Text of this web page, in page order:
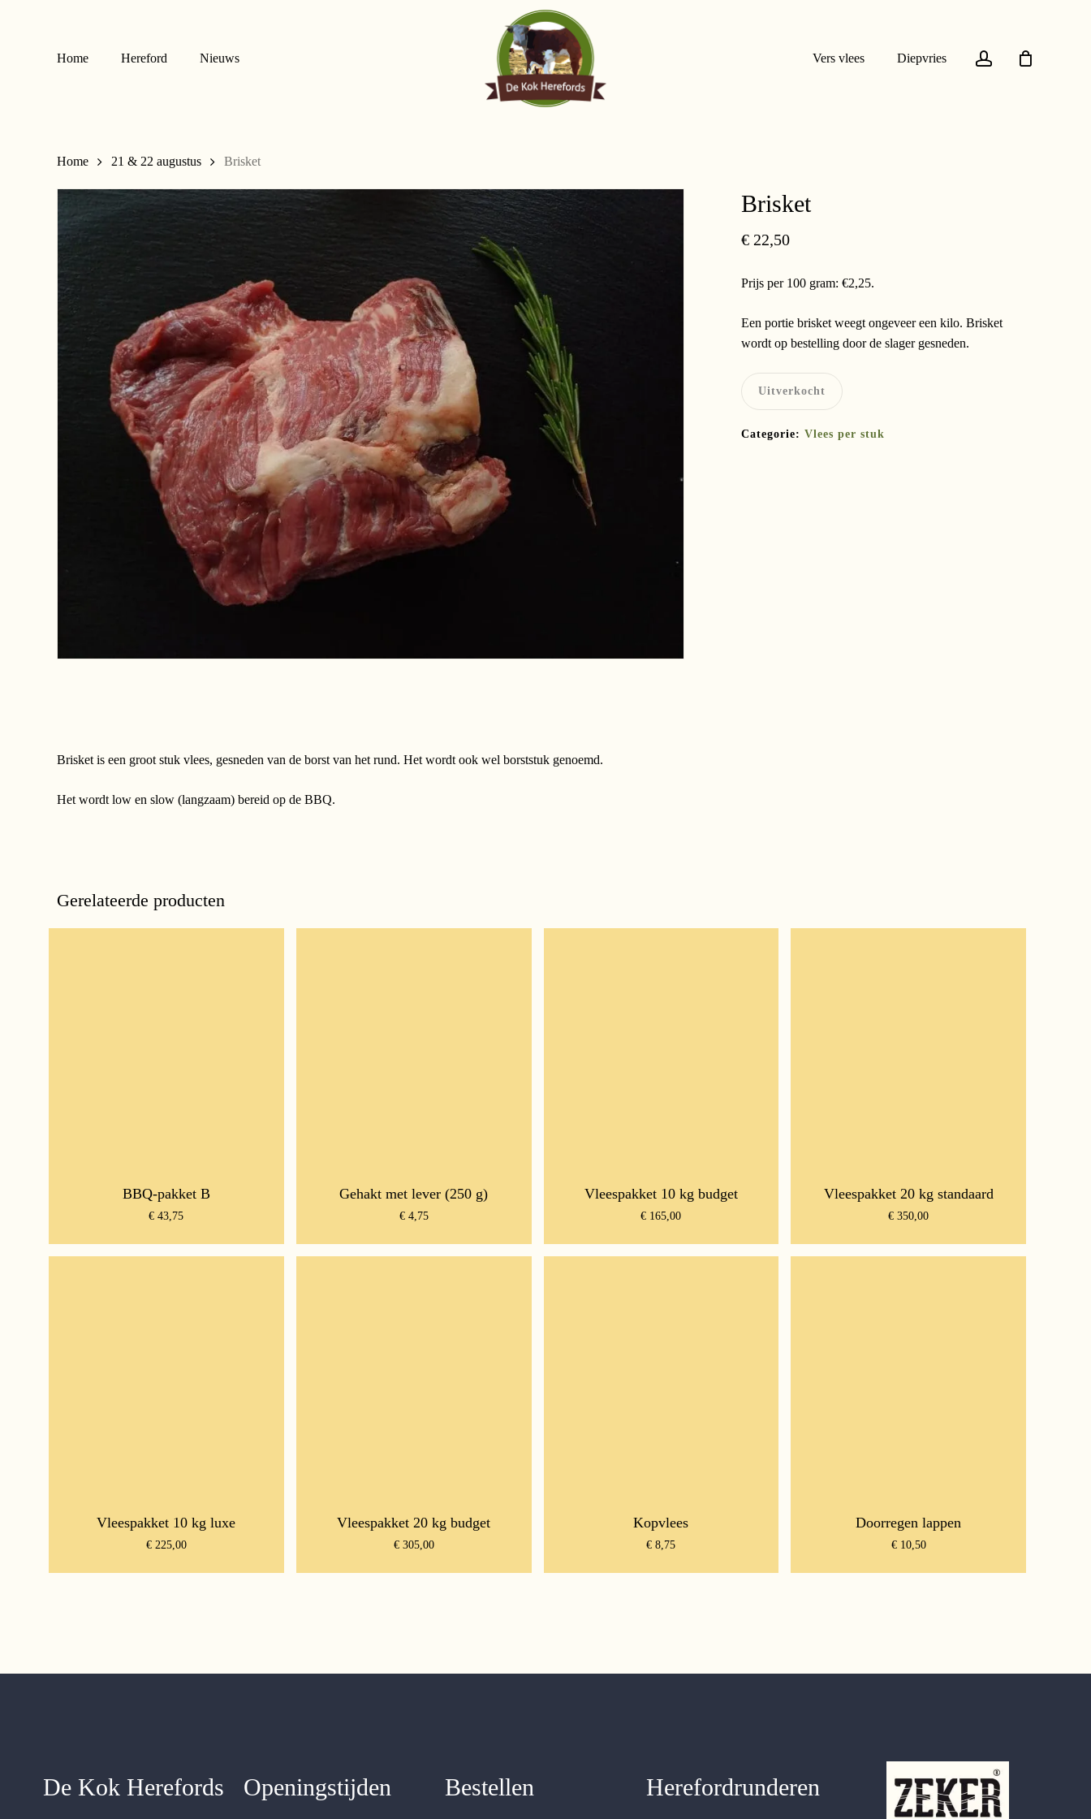
Home Hereford Nieuws Vers vlees Diepvries account
Home 21 & 22 augustus Brisket
Brisket
€22,50
Prijs per 100 gram: €2,25.
Een portie brisket weegt ongeveer een kilo. Brisket
wordt op bestelling door de slager gesneden.
Uitverkocht
Categorie: Vlees per stuk
Brisket is een groot stuk vlees, gesneden van de borst van het rund. Het wordt ook wel borststuk genoemd.
Het wordt low en slow (langzaam) bereid op de BBQ.
Gerelateerde producten
BBQ-pakket B
€ 43,75
Gehakt met lever (250 g)
€4,75
Vleespakket 10 kg budget
€ 165,00
Vleespakket 20 kg standaard
€ 350,00
Vleespakket 10 kg luxe
€225,00
Vleespakket 20 kg budget
€305,00
Kopvlees
€ 8,75
Doorregen lappen
€10,50
De Kok Herefords Openingstijden Bestellen Herefordrunderen